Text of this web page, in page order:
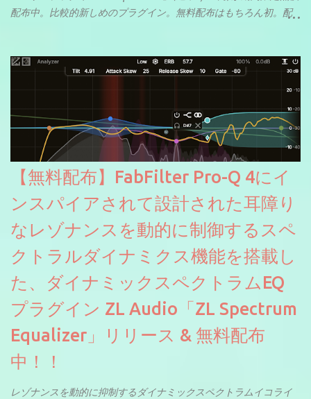
配布中。比較的新しめのプラグイン。無料配布はもちろん初。配
【無料配布】FabFilter Pro-Q 4にイ
ンスパイアされて設計された耳障り
なレゾナンスを動的に制御するスペ
クトラルダイナミクス機能を搭載し
た、ダイナミックスペクトラムEQ
プラグイン ZL Audio「ZL Spectrum
Equalizer」リリース & 無料配布
中！！
レゾナンスを動的に抑制するダイナミックスペクトラムイコライ